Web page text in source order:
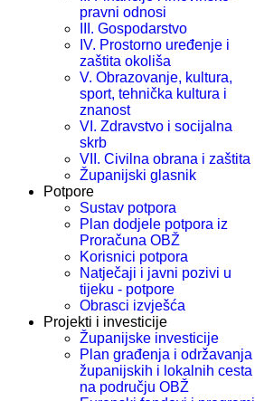
pravni odnosi
III. Gospodarstvo
IV. Prostorno uređenje i
zaštita okoliša
V. Obrazovanje, kultura,
sport, tehnička kultura i
znanost
VI. Zdravstvo i socijalna
skrb
VII. Civilna obrana i zaštita
Županijski glasnik
Potpore
Sustav potpora
Plan dodjele potpora iz
Proračuna OBŽ
Korisnici potpora
Natječaji i javni pozivi u
tijeku - potpore
Obrasci izvješća
Projekti i investicije
Županijske investicije
Plan građenja i održavanja
županijskih i lokalnih cesta
na području OBŽ